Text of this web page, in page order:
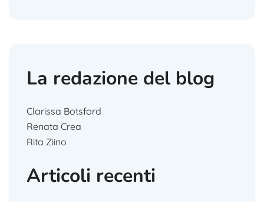
La redazione del blog
Clarissa Botsford
Renata Crea
Rita Ziino
Articoli recenti